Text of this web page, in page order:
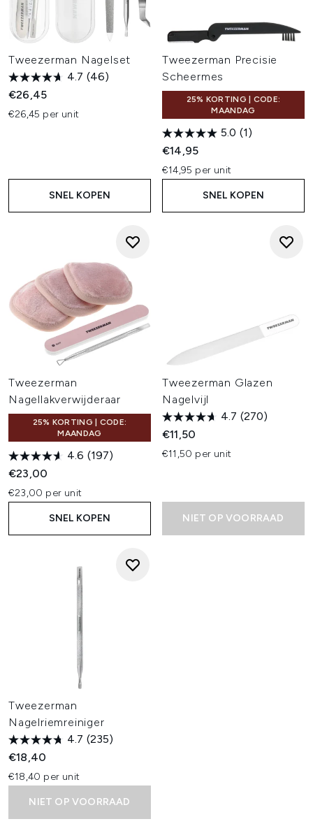
Tweezerman Nagelset
4.7 (46)
€26,45
€26,45 per unit
SNEL KOPEN
Tweezerman Precisie
Scheermes
25% KORTING | CODE:
MAANDAG
5.0 (1)
€14,95
€14,95 per unit
SNEL KOPEN
Tweezerman
Nagellakverwijderaar
25% KORTING | CODE:
MAANDAG
4.6 (197)
€23,00
€23,00 per unit
SNEL KOPEN
Tweezerman Glazen
Nagelvijl
4.7 (270)
€11,50
€11,50 per unit
NIET OP VOORRAAD
Tweezerman
Nagelriemreiniger
4.7 (235)
€18,40
€18,40 per unit
NIET OP VOORRAAD